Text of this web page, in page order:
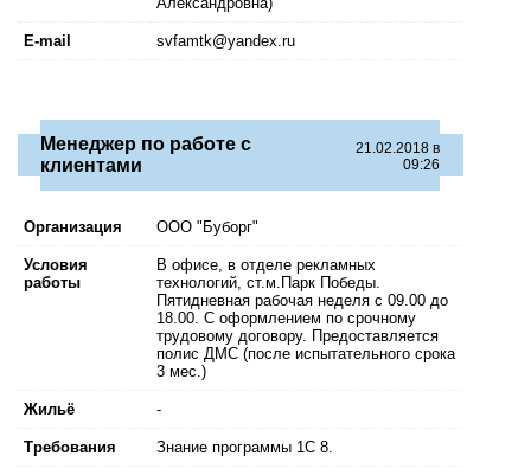
E-mail svfamtk@yandex.ru
Менеджер по работе с
клиентами
21.02.2018 в
09:26
Организация ООО "Буборг"
Условия
работы
В офисе, в отделе рекламных
технологий, ст.м.Парк Победы.
Пятидневная рабочая неделя с 09.00 до
18.00. С оформлением по срочному
трудовому договору. Предоставляется
полис ДМС (после испытательного срока
3 мес.)
Жильё -
Требования Знание программы 1С 8.